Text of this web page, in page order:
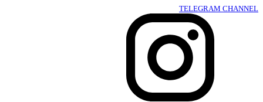
TELEGRAM CHANNEL